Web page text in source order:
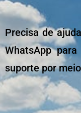
Precisa de
WhatsApp
suporte por